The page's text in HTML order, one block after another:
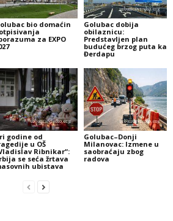
bio domaćin
za EXPO
Golubac dobija
obilaznicu:
Predstavljen plan
budućeg brzog puta ka
Đerdapu
godine od
u OŠ
Ribnikar“:
se seća žrtava
ubistava
Golubac–Donji
Milanovac: Izmene u
saobraćaju zbog
radova